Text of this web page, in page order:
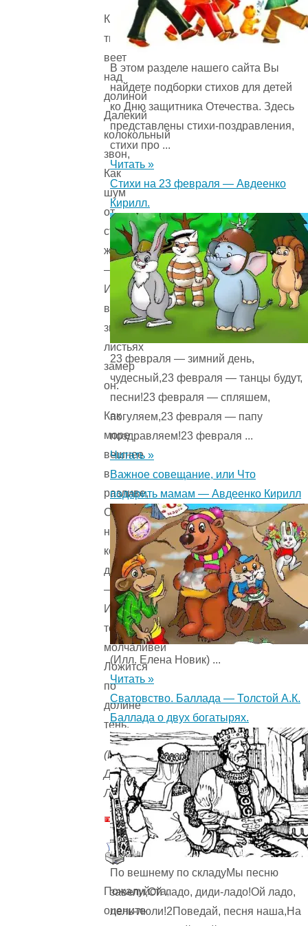
Как
тихо
веет
над
долиной
Далекий
колокольный
звон,
Как
шум
от
стаи
журавлиной,
–
И
в
звучных
листьях
замер
он.
Как
море
вешнее
в
разливе,
Светлея,
не
колыхнет
день,
–
И
торопливей,
молчаливей
Ложится
по
долине
тень.
(Илл.
Дурасова
Л.)
Пожалуйста,
оцените
В этом разделе нашего сайта Вы
найдете подборки стихов для детей
ко Дню защитника Отечества. Здесь
представлены стихи-поздравления,
стихи про ...
Читать »
Стихи на 23 февраля — Авдеенко
Кирилл.
23 февраля — зимний день,
чудесный,23 февраля — танцы будут,
песни!23 февраля — спляшем,
погуляем,23 февраля — папу
поздравляем!23 февраля ...
Читать »
Важное совещание, или Что
подарить мамам — Авдеенко Кирилл
(Илл. Елена Новик) ...
Читать »
Сватовство. Баллада — Толстой А.К.
Баллада о двух богатырях.
По вешнему по складуМы песню
завели,Ой ладо, диди-ладо!Ой ладо,
лель-люли!2Поведай, песня наша,На